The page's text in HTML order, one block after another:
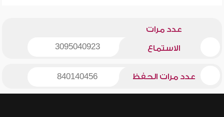
عدد مرات
الاستماع 3095040923
عدد مرات الحفظ 840140456